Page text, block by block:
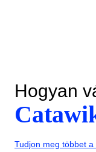
Hogyan
Tudjon meg többet